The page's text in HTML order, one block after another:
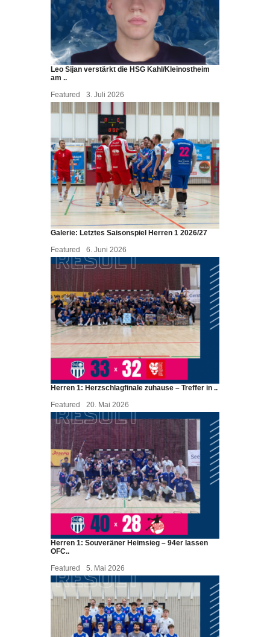
Leo Sijan verstärkt die HSG Kahl/Kleinostheim
am ..
Featured
3. Juli 2026
Galerie: Letztes Saisonspiel Herren 1 2026/27
Featured
6. Juni 2026
Herren 1: Herzschlagfinale zuhause – Treffer in ..
Featured
20. Mai 2026
Herren 1: Souveräner Heimsieg – 94er lassen
OFC..
Featured
5. Mai 2026